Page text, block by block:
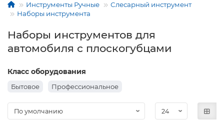
Инструменты Ручные
Слесарный инструмент
Наборы инструмента
Наборы инструментов для
автомобиля с плоскогубцами
Класс оборудования
Бытовое Профессиональное